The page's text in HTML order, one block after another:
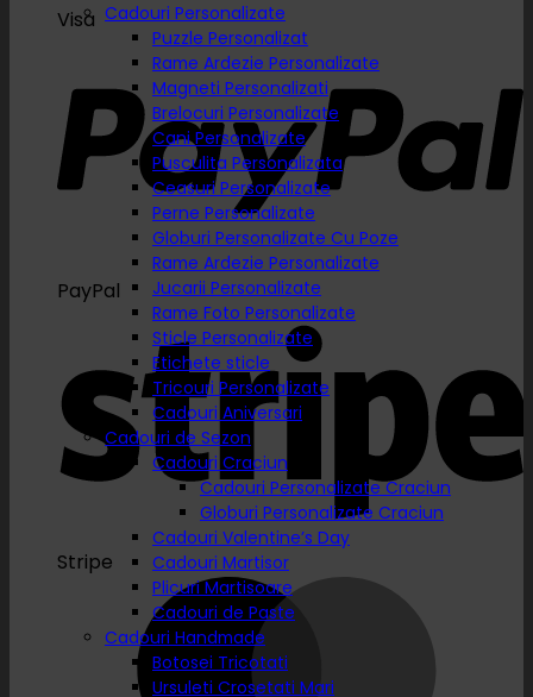
Visa
PayPal
Stripe
Cadouri Personalizate
Puzzle Personalizat
Rame Ardezie Personalizate
Magneti Personalizati
Brelocuri Personalizate
Cani Personalizate
Pusculita Personalizata
Ceasuri Personalizate
Perne Personalizate
Globuri Personalizate Cu Poze
Rame Ardezie Personalizate
Jucarii Personalizate
Rame Foto Personalizate
Sticle Personalizate
Etichete sticle
Tricouri Personalizate
Cadouri Aniversari
Cadouri de Sezon
Cadouri Craciun
Cadouri Personalizate Craciun
Globuri Personalizate Craciun
Cadouri Valentine’s Day
Cadouri Martisor
Plicuri Martisoare
Cadouri de Paste
Cadouri Handmade
Botosei Tricotati
Ursuleti Crosetati Mari